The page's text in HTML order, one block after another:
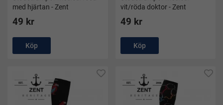
med hjärtan - Zent
49 kr
Köp
vit/röda doktor - Zent
49 kr
Köp